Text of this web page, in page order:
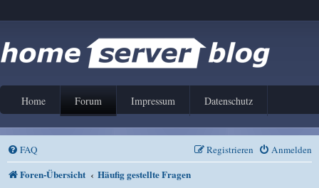
Home Forum Impressum Datenschutz
FAQ Anmelden
Registrieren
Foren-Übersicht Häufig gestellte Fragen